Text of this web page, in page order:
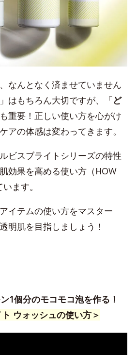
なんとなく済ませていません
はもちろん大切ですが、「ど
重要！正しい使い方を心がけ
アの体感は変わってきます。
ビスブライトシリーズの特性
効果を高める使い方（HOW
ます。
イテムの使い方をマスター
明肌を目指しましょう！
1個分のモコモコ泡を作る！
ウォッシュの使い方＞